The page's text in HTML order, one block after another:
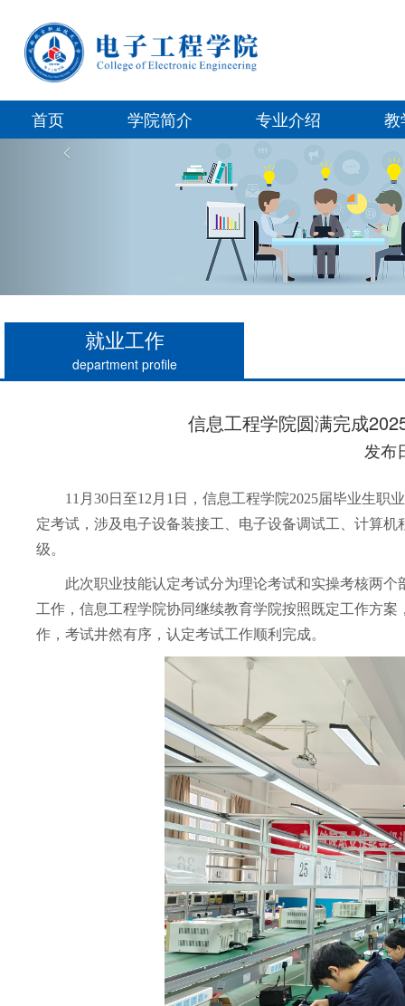
首页 学院简介 专业介绍 教
就业工作
department profile
信息工程学院圆满完成
发布
11月30日至12月1日，信息工程学院2025届毕业生
定考试，涉及电子设备装接工、电子设备调试工、计算
级。
此次职业技能认定考试分为理论考试和实操考核两
工作，信息工程学院协同继续教育学院按照既定工作方
作，考试井然有序，认定考试工作顺利完成。